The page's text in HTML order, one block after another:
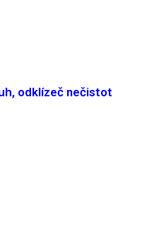
odklízeč nečistot